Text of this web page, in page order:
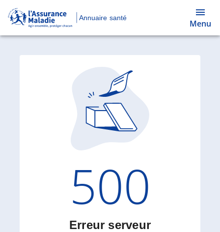
Annuaire santé
Menu
Code
500
Erreur serveur